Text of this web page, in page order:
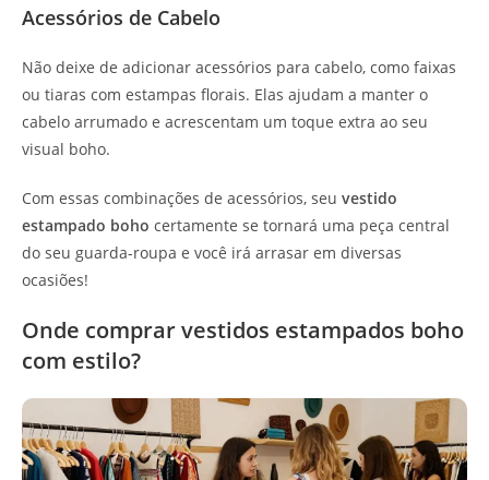
Acessórios de Cabelo
Não deixe de adicionar acessórios para cabelo, como faixas
ou tiaras com estampas florais. Elas ajudam a manter o
cabelo arrumado e acrescentam um toque extra ao seu
visual boho.
Com essas combinações de acessórios, seu vestido
estampado boho certamente se tornará uma peça central
do seu guarda-roupa e você irá arrasar em diversas
ocasiões!
Onde comprar vestidos estampados boho
com estilo?